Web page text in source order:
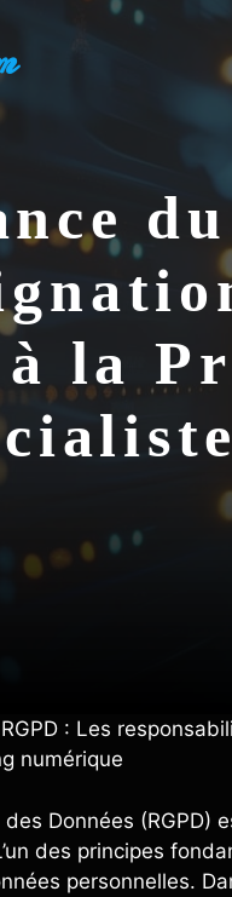
à la
: Les
numérique
Données
des principes
personnelles.